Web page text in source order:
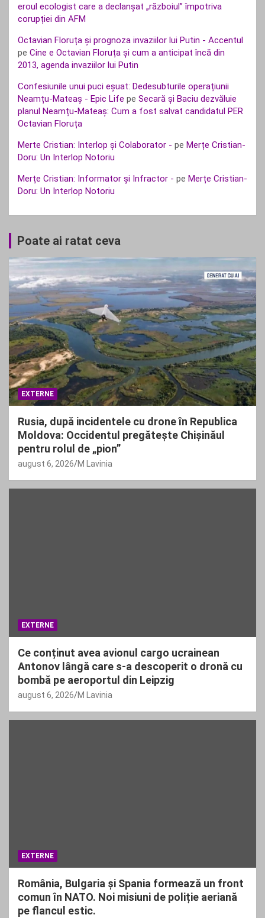
eroul ecologist care a declanșat „războiul” împotriva
corupției din AFM
Octavian Floruța și prognoza invaziilor lui Putin - Accentul
pe Cine e Octavian Floruța și cum a anticipat încă din
2013, agenda invaziilor lui Putin
Confesiunile unui puci eșuat: Dedesubturile operațiunii
Neamțu-Mateaș - Epic Life pe Secară și Baciu dezvăluie
planul Neamțu-Mateaș: Cum a fost salvat candidatul PER
Octavian Floruța
Merte Cristian: Interlop și Colaborator - pe Merțe Cristian-
Doru: Un Interlop Notoriu
Merțe Cristian: Informator și Infractor - pe Merțe Cristian-
Doru: Un Interlop Notoriu
Poate ai ratat ceva
EXTERNE
Rusia, după incidentele cu drone în Republica
Moldova: Occidentul pregătește Chișinăul
pentru rolul de „pion”
august 6, 2026 M Lavinia
EXTERNE
Ce conținut avea avionul cargo ucrainean
Antonov lângă care s-a descoperit o dronă cu
bombă pe aeroportul din Leipzig
august 6, 2026 M Lavinia
EXTERNE
România, Bulgaria și Spania formează un front
comun în NATO. Noi misiuni de poliție aeriană
pe flancul estic.